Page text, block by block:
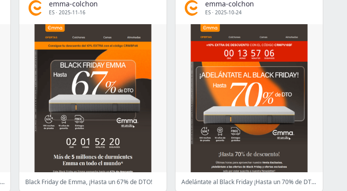
Ya está aquí el Black Friday de Emma, ¡Hasta un 67% de DTO!
emma-colchon
ES · 2025-11-16
Black Friday de Emma, ¡Hasta un 67% de DTO!
emma-colchon
ES · 2025-10-24
Adelántate al Black Friday ¡Hasta un 70% de DTO! 💥🤯